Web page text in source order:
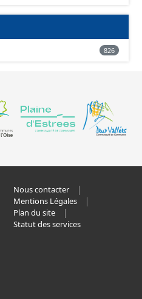
826
Nous contacter
Mentions Légales
Plan du site
Statut des services